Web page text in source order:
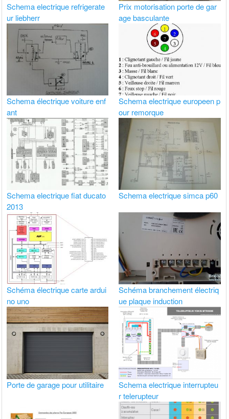
Schema electrique refrigerate
ur liebherr
Prix motorisation porte de gar
age basculante
Schema électrique voiture enf
ant
Schema electrique europeen p
our remorque
Schema electrique fiat ducato
2013
Schema electrique simca p60
Schéma électrique carte ardui
no uno
Schéma branchement électriq
ue plaque induction
Porte de garage pour utilitaire
Schema electrique interrupteu
r telerupteur